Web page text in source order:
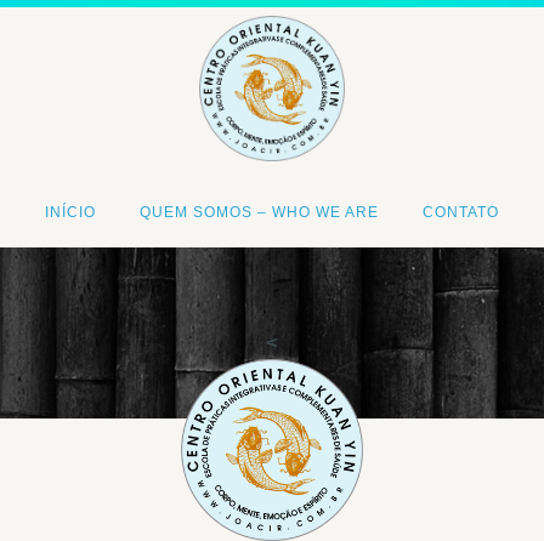
INÍCIO QUEM SOMOS – WHO WE ARE CONTATO
<